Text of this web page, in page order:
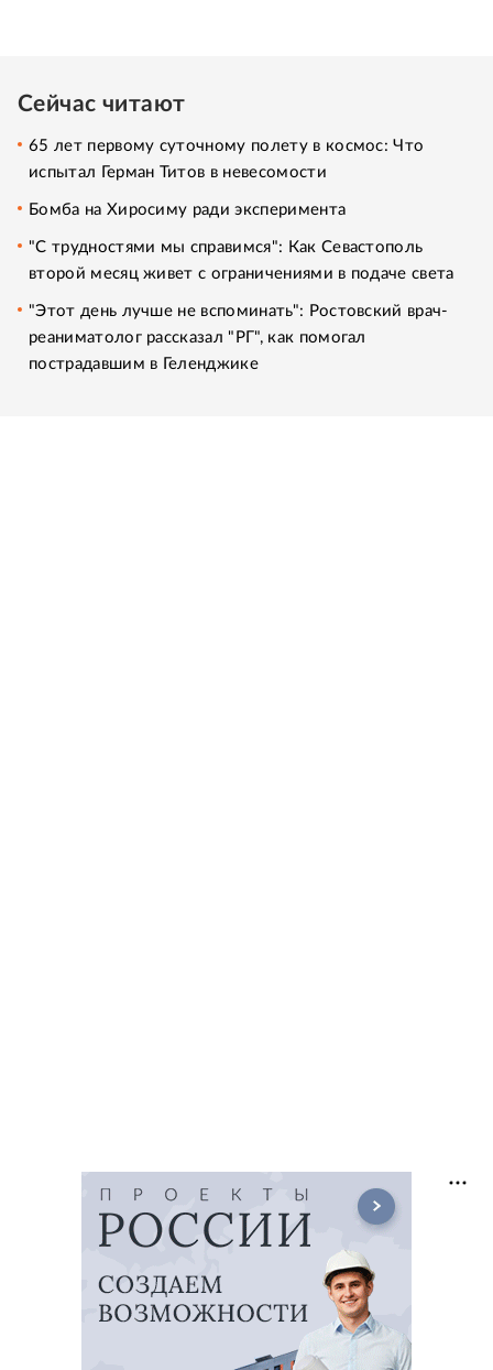
Сейчас читают
65 лет первому суточному полету в космос: Что
испытал Герман Титов в невесомости
Бомба на Хиросиму ради эксперимента
"С трудностями мы справимся": Как Севастополь
второй месяц живет с ограничениями в подаче света
"Этот день лучше не вспоминать": Ростовский врач-
реаниматолог рассказал "РГ", как помогал
пострадавшим в Геленджике